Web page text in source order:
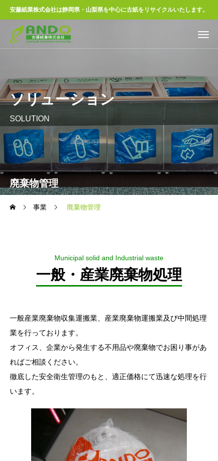
安藤紙業株式会社は静岡県・山梨県を中心に古紙をリサイクルいたします。
廃棄物管理
ソリューション
SOLUTION
事業 廃棄物管理
Municipal solid and Industrial waste
一般・産業廃棄物処理
一般産業廃棄物収集運搬業、産業廃棄物運搬業及び中間処理
業を行っております。
オフィス、企業から発生する不用品や廃棄物でお困り事があ
ればご相談ください。
徹底した安全衛生管理のもと、適正価格にて迅速な処理を行
います。